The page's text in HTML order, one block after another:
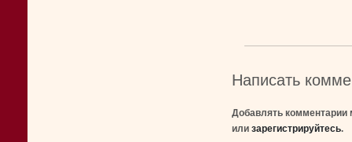
Написать
Добавлять комментарии
или зарегистрируйтесь.